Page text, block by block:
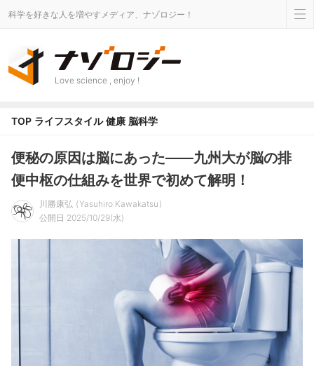
科学を好きな人を増やすメディア、ナゾロジー！
Love science , enjoy !
TOP ライフスタイル 健康 脳科学
便秘の原因は脳にあった――九州大が脳の排
便中枢の仕組みを世界で初めて解明！
川勝康弘
Yasuhiro Kawakatsu
公開日 2025/10/29(水)